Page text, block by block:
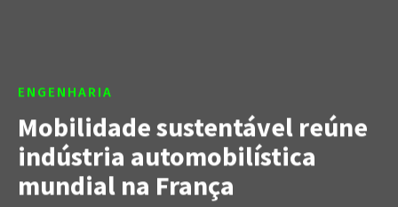
ENGENHARIA
Mobilidade sustentável reúne
indústria automobilística
mundial na França